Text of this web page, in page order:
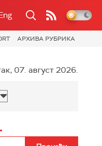
АРХИВА РУБРИКА
07. август 2026.